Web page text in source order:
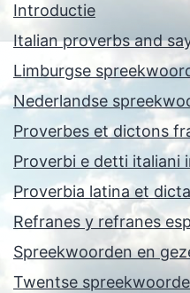
Introductie
Italian proverbs and
Limburgse
Nederlandse
Proverbes et dictons
Proverbi e detti italiani
Proverbia latina et
Refranes y refranes
Spreekwoorden en
Twentse